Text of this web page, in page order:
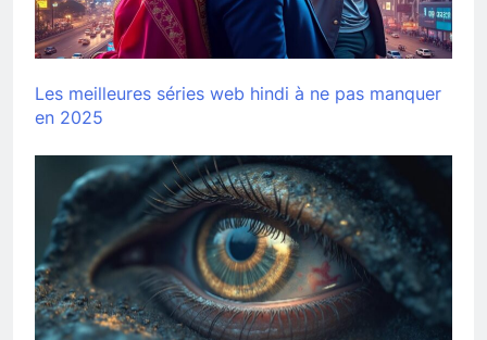
Les meilleures séries web hindi à ne pas manquer
en 2025